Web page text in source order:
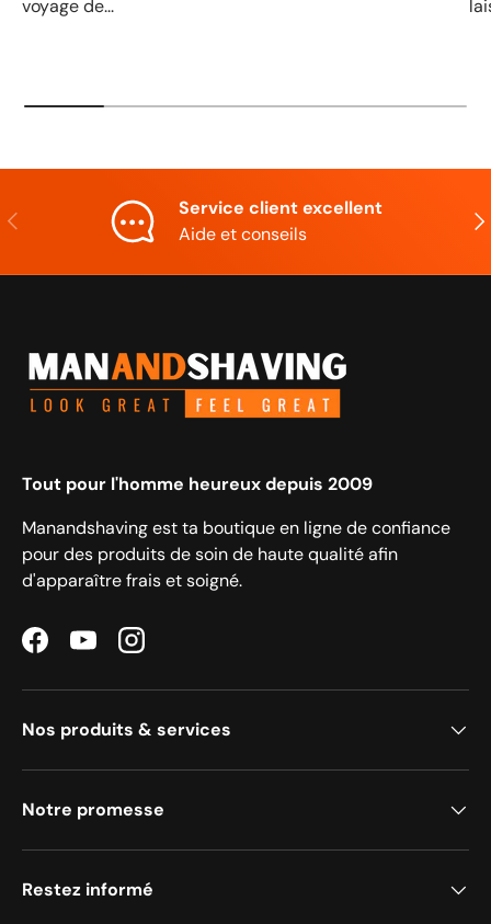
voyage de...
Précédent
Service client excellent
Aide et conseils
Tout pour l'homme heureux depuis 2009
Manandshaving est ta boutique en ligne de confiance
pour des produits de soin de haute qualité afin
d'apparaître frais et soigné.
FacebookYouTubeInstagram
Nos produits & services
Notre promesse
Restez informé